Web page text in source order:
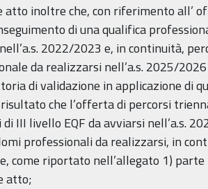
atto inoltre che, con riferimento all’
di una qualifica
2022/2023 e, in continuità,
da realizzarsi nell’a.s. 2025/
di validazione in applicazione di
che l’offerta di percorsi
III livello EQF da avviarsi nell’a.s.
professionali da realizzarsi, in
come riportato nell’allegato 1)
atto;